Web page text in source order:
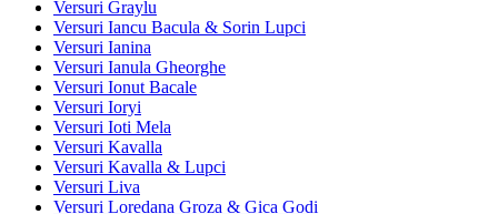
Versuri Graylu
Versuri Iancu Bacula & Sorin Lupci
Versuri Ianina
Versuri Ianula Gheorghe
Versuri Ionut Bacale
Versuri Ioryi
Versuri Ioti Mela
Versuri Kavalla
Versuri Kavalla & Lupci
Versuri Liva
Versuri Loredana Groza & Gica Godi